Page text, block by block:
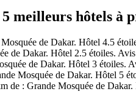
meilleurs hôtels à
de Dakar. Hôtel 4.5
de Dakar. Hôtel 2.5 étoiles.
de Dakar. Hôtel 3 étoiles.
Mosquée de Dakar. Hôtel 5
de : Grande Mosquée de